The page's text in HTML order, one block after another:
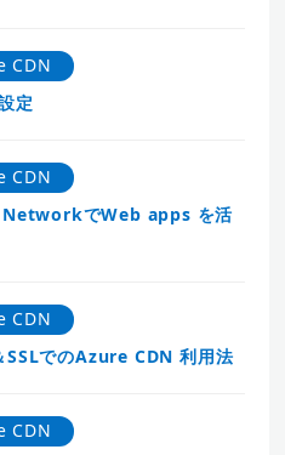
CDN
定
CDN
でWeb apps を活
CDN
SSLでのAzure CDN 利用法
CDN